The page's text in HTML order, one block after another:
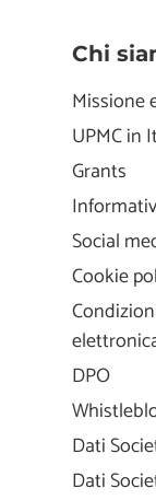
Chi
Missione
UPMC in
Grants
Social
Cookie
DPO
Dati
Dati